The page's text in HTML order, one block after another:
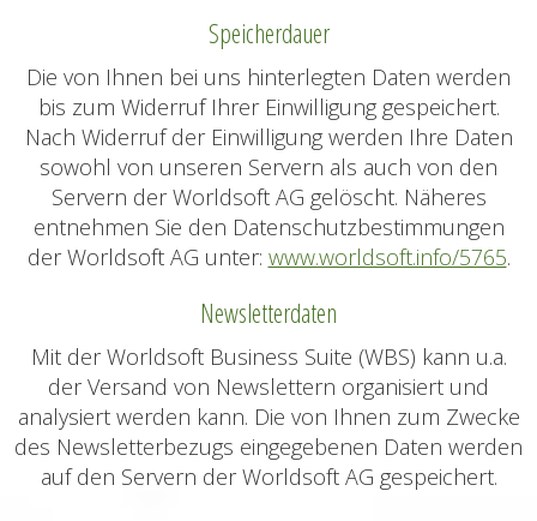
Speicherdauer
Die von Ihnen bei uns hinterlegten Daten werden
bis zum Widerruf Ihrer Einwilligung gespeichert.
Nach Widerruf der Einwilligung werden Ihre Daten
sowohl von unseren Servern als auch von den
Servern der Worldsoft AG gelöscht. Näheres
entnehmen Sie den Datenschutzbestimmungen
der Worldsoft AG unter: www.worldsoft.info/5765.
Newsletterdaten
Mit der Worldsoft Business Suite (WBS) kann u.a.
der Versand von Newslettern organisiert und
analysiert werden kann. Die von Ihnen zum Zwecke
des Newsletterbezugs eingegebenen Daten werden
auf den Servern der Worldsoft AG gespeichert.